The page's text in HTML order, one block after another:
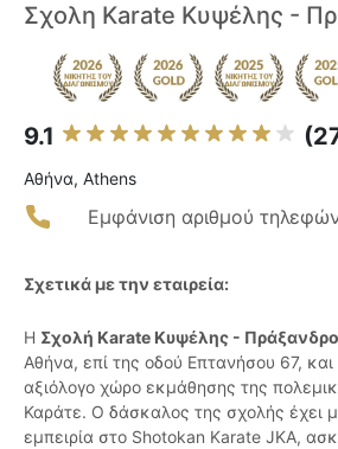
Σχολη Karate Kυψέλης -
9.1
Αθήνα, Athens
Εμφάνιση αριθμού
Σχετικά με την εταιρεία:
Η Σχολή Karate Κυψέλης -
Αθήνα, επί της οδού Επτανήσου 67,
αξιόλογο χώρο εκμάθησης της
Καράτε. Ο δάσκαλος της σχολής έχει
εμπειρία στο Shotokan Karate JKA,